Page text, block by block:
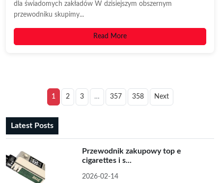
dla świadomych zakładów W dzisiejszym obszernym
przewodniku skupimy...
Read More
1 2 3 … 357 358 Next
Latest Posts
Przewodnik zakupowy top e
cigarettes i s...
2026-02-14